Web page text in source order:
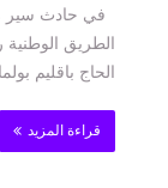
في حادث سير
الحاج باقليم
قراءة المزيد